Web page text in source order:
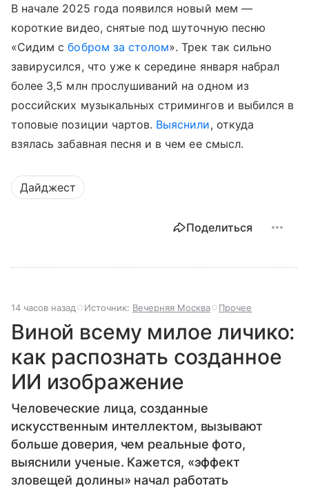
В начале 2025 года появился новый мем —
короткие видео, снятые под шуточную песню
«Сидим сбобром за столом». Трек так сильно
завирусился, что уже к середине января набрал
более 3,5 млн прослушиваний на одном из
российских музыкальных стримингов и выбился в
топовые позиции чартов. Выяснили, откуда
взялась забавная песня и в чем ее смысл.
Дайджест
Поделиться
14 часов назад Источник: Вечерняя Москва Прочее
Виной всему милое личико:
как распознать созданное
ИИ изображение
Человеческие лица, созданные
искусственным интеллектом, вызывают
больше доверия, чем реальные фото,
выяснили ученые. Кажется, «эффект
зловещей долины» начал работать